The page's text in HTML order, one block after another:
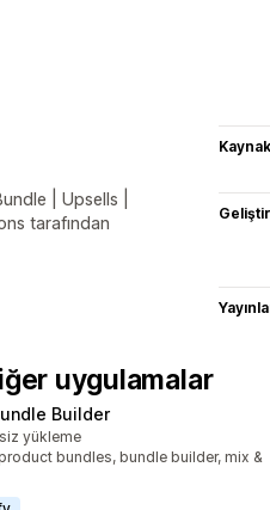
| Upsells |
tarafından
uygulamalar
Builder
yükleme
bundles, bundle builder, mix &